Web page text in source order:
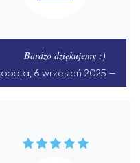
Bardzo dziękujemy :)
6 wrzesień 2025